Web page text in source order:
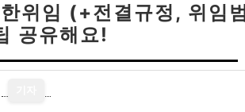
위임 (+전결규정, 위임범
공유해요!